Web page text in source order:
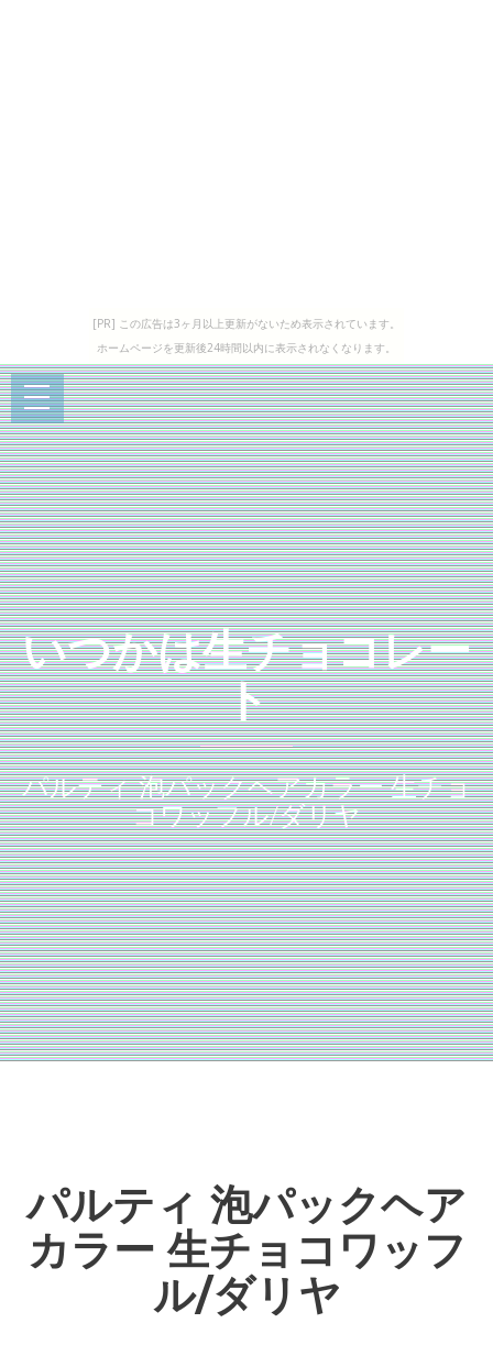
[PR] この広告は3ヶ月以上更新がないため表示されています。
ホームページを更新後24時間以内に表示されなくなります。
いつかは生チョコレー
ト
パルティ 泡パックヘアカラー 生チョ
コワッフル/ダリヤ
パルティ 泡パックヘア
カラー 生チョコワッフ
ル/ダリヤ